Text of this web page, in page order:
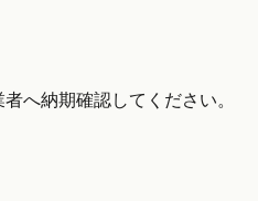
へ納期確認してください。